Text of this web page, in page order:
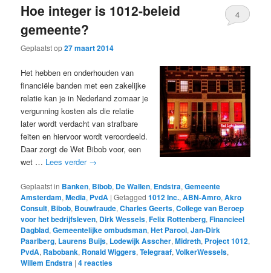
Hoe integer is 1012-beleid
gemeente?
Geplaatst op27 maart 2014
4
Het hebben en onderhouden van
financiële banden met een zakelijke
relatie kan je in Nederland zomaar je
vergunning kosten als die relatie
later wordt verdacht van strafbare
feiten en hiervoor wordt veroordeeld.
Daar zorgt de Wet Bibob voor, een
wet … Lees verder →
Geplaatst in Banken, Bibob, De Wallen, Endstra,Gemeente
Amsterdam,Media, PvdA |Getagged 1012 Inc.,ABN-Amro,Akro
Consult, Bibob, Bouwfraude,Charles Geerts,College van Beroep
voor het bedrijfsleven, Dirk Wessels,Felix Rottenberg,Financieel
Dagblad,Gemeentelijke ombudsman,Het Parool,Jan-Dirk
Paarlberg, Laurens Buijs, Lodewijk Asscher,Midreth, Project 1012,
PvdA, Rabobank, Ronald Wiggers,Telegraaf,VolkerWessels,
Willem Endstra |4reacties